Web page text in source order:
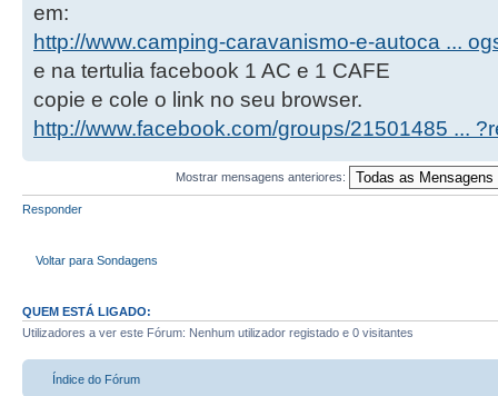
em:
http://www.camping-caravanismo-e-autoca ...
e na tertulia facebook 1 AC e 1 CAFE
copie e cole o link no seu browser.
http://www.facebook.com/groups/21501485 ...
Mostrar mensagens anteriores:
Responder
Voltar para Sondagens
QUEM ESTÁ LIGADO:
Utilizadores a ver este Fórum: Nenhum utilizador registado e 0 visitantes
Índice do Fórum